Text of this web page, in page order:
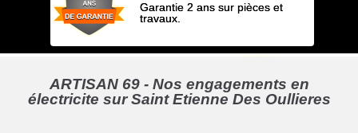
Garantie 2 ans sur pièces et
travaux.
ARTISAN 69 - Nos engagements en
électricite sur Saint Etienne Des Oullieres